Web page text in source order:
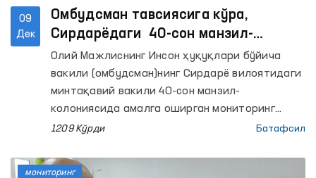
09
Дек
Омбудсман тавсиясига кўра,
Сирдарёдаги 40-сон манзил-
колониясида маҳкумлар учун узоқ
муддатли учрашув хоналари қуриб
берилди
Олий Мажлиснинг Инсон ҳуқуқлари бўйича
вакили (омбудсман)нинг Сирдарё вилоятидаги
минтақавий вакили 40-сон манзил-
колониясида амалга оширган мониторинг
ташрифларида маҳкумлар учун узоқ
аниқланган эди.
1209 Кўрди Батафсил
мониторинг